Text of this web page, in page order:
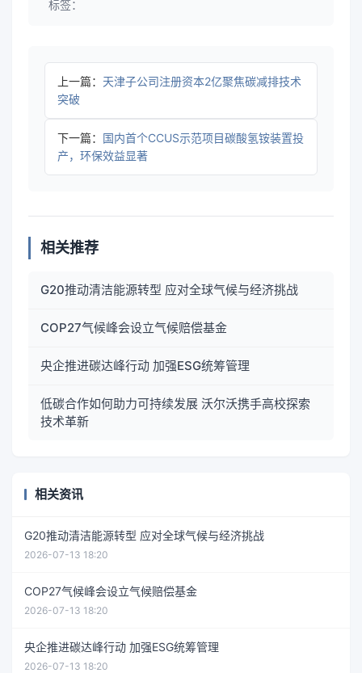
标签：
上一篇： 天津子公司注册资本2亿聚焦碳减排技术
突破
下一篇： 国内首个CCUS示范项目碳酸氢铵装置投
产，环保效益显著
相关推荐
G20推动清洁能源转型 应对全球气候与经济挑战
COP27气候峰会设立气候赔偿基金
央企推进碳达峰行动 加强ESG统筹管理
低碳合作如何助力可持续发展 沃尔沃携手高校探索
技术革新
相关资讯
G20推动清洁能源转型 应对全球气候与经济挑战
2026-07-13 18:20
COP27气候峰会设立气候赔偿基金
2026-07-13 18:20
央企推进碳达峰行动 加强ESG统筹管理
2026-07-13 18:20